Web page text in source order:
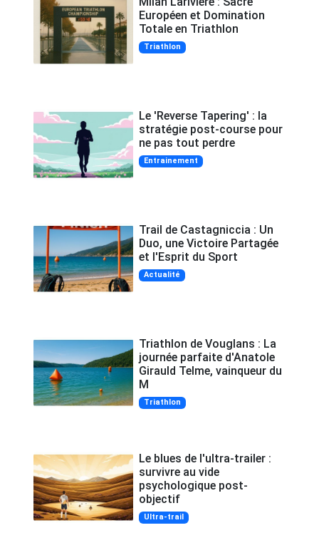
Européen et Domination
Totale en Triathlon
Triathlon
Le 'Reverse Tapering' : la
stratégie post-course pour
ne pas tout perdre
Entrainement
Trail de Castagniccia : Un
Duo, une Victoire Partagée
et l'Esprit du Sport
Actualité
Triathlon de Vouglans : La
journée parfaite d'Anatole
Girauld Telme, vainqueur du
M
Triathlon
Le blues de l'ultra-trailer :
survivre au vide
psychologique post-
objectif
Ultra-trail